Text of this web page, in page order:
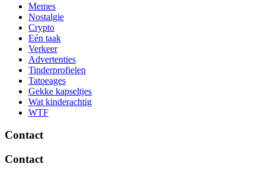
Memes
Nostalgie
Crypto
Eén taak
Verkeer
Advertenties
Tinderprofielen
Tatoeages
Gekke kapseltjes
Wat kinderachtig
WTF
Contact
Contact